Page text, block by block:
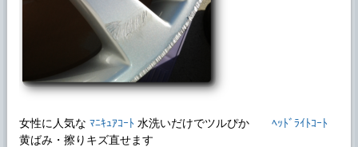
事例」を追加しました。
2024年9月2日
ブログに 「◆VWヘッドライト リペアの事
例」を追加しました。
ブログに 「◆10年目のヘッドライトリペア
の事例」を追加しました。
女性に人気な ﾏﾆｷｭｱｺｰﾄ 水洗いだけでツルぴか ﾍｯﾄﾞﾗｲﾄｺｰﾄ
黄ばみ・擦りキズ直せます